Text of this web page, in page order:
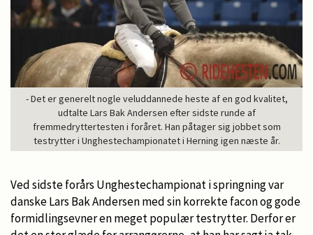
- Det er generelt nogle veluddannede heste af en god kvalitet,
udtalte Lars Bak Andersen efter sidste runde af
fremmedryttertesten i foråret. Han påtager sig jobbet som
testrytter i Unghestechampionatet i Herning igen næste år.
Ved sidste forårs Unghestechampionat i springning var
danske Lars Bak Andersen med sin korrekte facon og gode
formidlingsevner en meget populær testrytter. Derfor er